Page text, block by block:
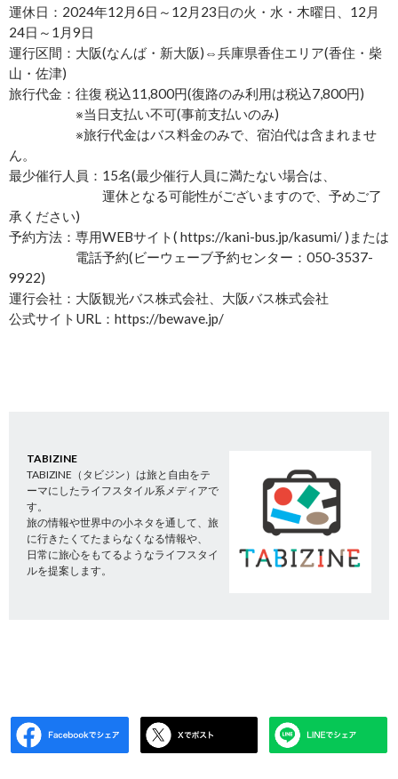
運休日：2024年12月6日～12月23日の火・水・木曜日、12月
24日～1月9日
運行区間：大阪(なんば・新大阪)⇔兵庫県香住エリア(香住・柴
山・佐津)
旅行代金：往復 税込11,800円(復路のみ利用は税込7,800円)
※当日支払い不可(事前支払いのみ)
※旅行代金はバス料金のみで、宿泊代は含まれませ
ん。
最少催行人員：15名(最少催行人員に満たない場合は、
運休となる可能性がございますので、予めご了
承ください)
予約方法：専用WEBサイト( https://kani-bus.jp/kasumi/ )または
電話予約(ビーウェーブ予約センター：050-3537-
9922)
運行会社：大阪観光バス株式会社、大阪バス株式会社
公式サイトURL：https://bewave.jp/
TABIZINE
TABIZINE（タビジン）は旅と自由をテ
ーマにしたライフスタイル系メディアで
す。
旅の情報や世界中の小ネタを通して、旅
に行きたくてたまらなくなる情報や、
日常に旅心をもてるようなライフスタイ
ルを提案します。